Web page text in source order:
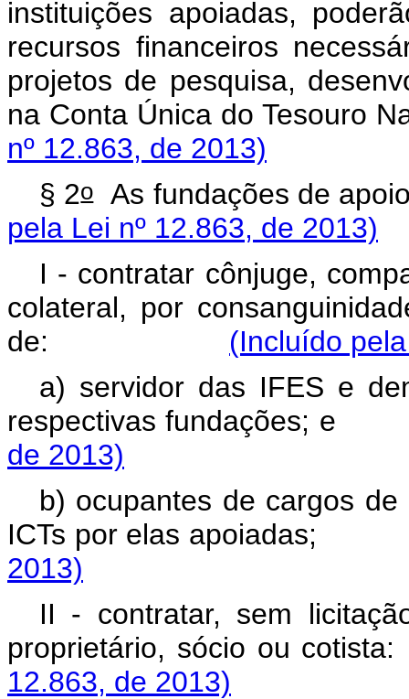
instituições apoiadas,
recursos financeiros
projetos de pesquisa,
na Conta Única do
nº 12.863, de 2013)
§ 2oAs fundações de
pela Lei nº 12.863, de 2013)
I - contratar cônjuge,
colateral, por
de: (Incluído
a) servidor das IFES e
respectivas
de 2013)
b) ocupantes de cargos
ICTs por elas
2013)
II - contratar, sem
proprietário, sócio
12.863, de 2013)